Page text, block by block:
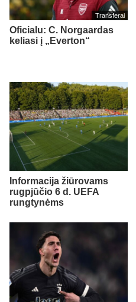
Transferai
Oficialu: C. Norgaardas
keliasi į „Everton“
Informacija žiūrovams
rugpjūčio 6 d. UEFA
rungtynėms